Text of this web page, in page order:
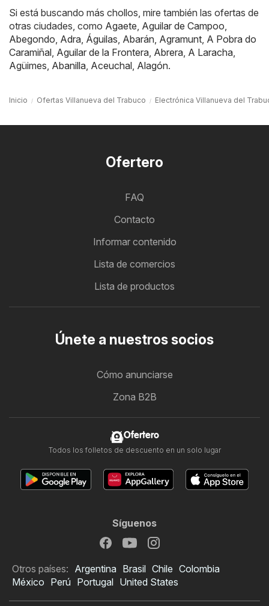
Si está buscando más chollos, mire también las ofertas de
otras ciudades, como Agaete Aguilar de Campoo
Abegondo Adra Águilas Abarán Agramunt A Pobra do
Caramiñal Aguilar de la Frontera Abrera A Laracha
Agüimes Abanilla Aceuchal Alagón.
Inicio Ofertas Villanueva del Trabuco Electrónica Villanueva del
Ofertero
FAQ
Contacto
Informar contenido
Lista de comercios
Lista de productos
Únete a nuestros socios
Cómo anunciarse
Zona B2B
Ofertero
Todos los folletos de descuento en un solo lugar
Síguenos
Otros países: Argentina Brasil Chile Colombia
México Perú Portugal United States